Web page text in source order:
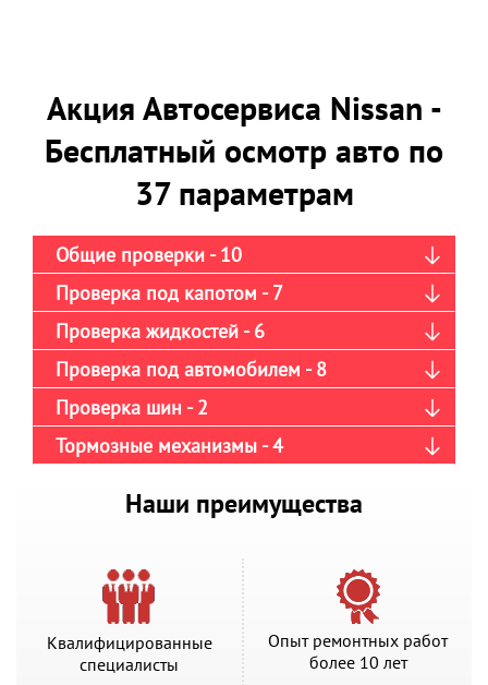
Акция Автосервиса Nissan -
Бесплатный осмотр авто по
37 параметрам
Общие проверки - 10
Проверка под капотом - 7
Проверка жидкостей - 6
Проверка под автомобилем - 8
Проверка шин - 2
Тормозные механизмы - 4
Наши преимущества
Квалифицированные
специалисты
Опыт ремонтных работ
более 10 лет